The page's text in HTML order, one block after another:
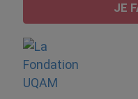
JE